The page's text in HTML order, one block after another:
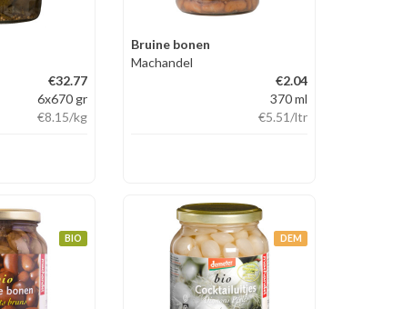
€32.77
6x670 gr
€8.15/kg
Bruine bonen
Machandel
€2.04
370 ml
€5.51/ltr
BIO DEM